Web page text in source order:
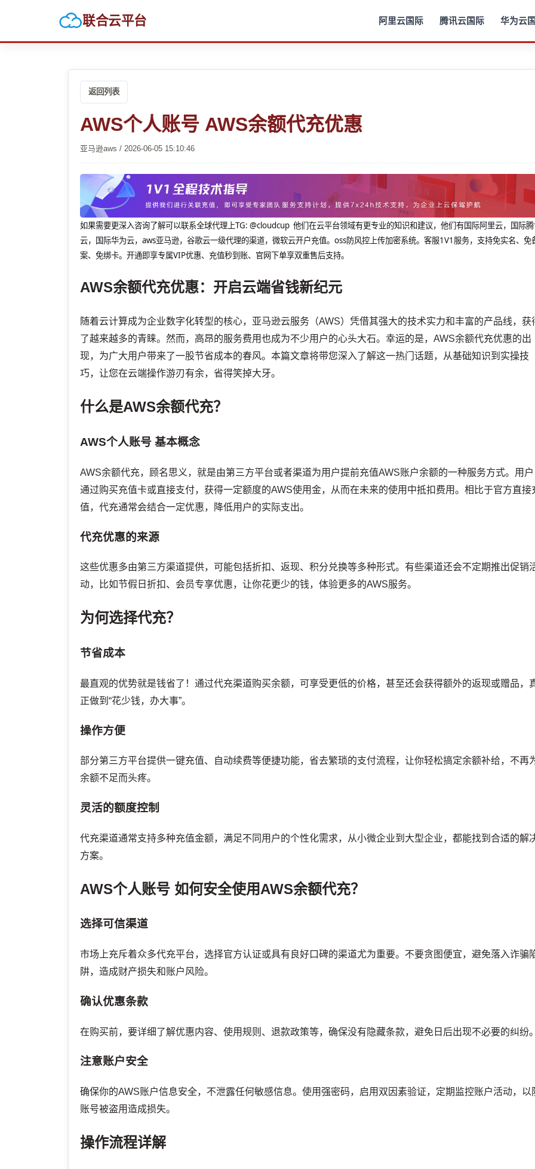
联合云平台 阿里云国际 腾讯云国际 华为云
返回列表
AWS个人账号 AWS余额代充优惠
亚马逊aws / 2026-06-05 15:10:46
如果需要更深入咨询了解可以联系全球代理上TG: @cloudcup 他们在云平台领域有更专业的知识和建议，他们有国际阿里云，国际
云，国际华为云，aws亚马逊，谷歌云一级代理的渠道，微软云开户充值。oss防风控上传加密系统。客服1V1服务，支持免实名、免
案、免绑卡。开通即享专属VIP优惠、充值秒到账、官网下单享双重售后支持。
AWS余额代充优惠：开启云端省钱新纪元
随着云计算成为企业数字化转型的核心，亚马逊云服务（AWS）凭借其强大的技术实力和丰富的产品线，获
了越来越多的青睐。然而，高昂的服务费用也成为不少用户的心头大石。幸运的是，AWS余额代充优惠的出
现，为广大用户带来了一股节省成本的春风。本篇文章将带您深入了解这一热门话题，从基础知识到实操技
巧，让您在云端操作游刃有余，省得笑掉大牙。
什么是AWS余额代充？
AWS个人账号 基本概念
AWS余额代充，顾名思义，就是由第三方平台或者渠道为用户提前充值AWS账户余额的一种服务方式。用户
通过购买充值卡或直接支付，获得一定额度的AWS使用金，从而在未来的使用中抵扣费用。相比于官方直接
值，代充通常会结合一定优惠，降低用户的实际支出。
代充优惠的来源
这些优惠多由第三方渠道提供，可能包括折扣、返现、积分兑换等多种形式。有些渠道还会不定期推出促销
动，比如节假日折扣、会员专享优惠，让你花更少的钱，体验更多的AWS服务。
为何选择代充？
节省成本
最直观的优势就是钱省了！通过代充渠道购买余额，可享受更低的价格，甚至还会获得额外的返现或赠品，
正做到“花少钱，办大事”。
操作方便
部分第三方平台提供一键充值、自动续费等便捷功能，省去繁琐的支付流程，让你轻松搞定余额补给，不再
余额不足而头疼。
灵活的额度控制
代充渠道通常支持多种充值金额，满足不同用户的个性化需求，从小微企业到大型企业，都能找到合适的解
方案。
AWS个人账号 如何安全使用AWS余额代充？
选择可信渠道
市场上充斥着众多代充平台，选择官方认证或具有良好口碑的渠道尤为重要。不要贪图便宜，避免落入诈骗
阱，造成财产损失和账户风险。
确认优惠条款
在购买前，要详细了解优惠内容、使用规则、退款政策等，确保没有隐藏条款，避免日后出现不必要的纠纷
注意账户安全
确保你的AWS账户信息安全，不泄露任何敏感信息。使用强密码，启用双因素验证，定期监控账户活动，以
账号被盗用造成损失。
操作流程详解